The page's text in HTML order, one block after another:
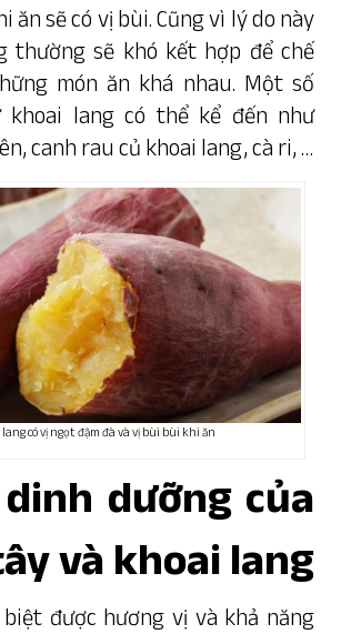
ăn sẽ có vị bùi. Cũng vì lý do này
thường sẽ khó kết hợp để chế
món ăn khá nhau. Một số
khoai lang có thể kể đến như
canh rau củ khoai lang, cà ri, …
lang có vị ngọt đậm đà và vị bùi bùi khi ăn
dưỡng của
và khoai lang
được hương vị và khả năng